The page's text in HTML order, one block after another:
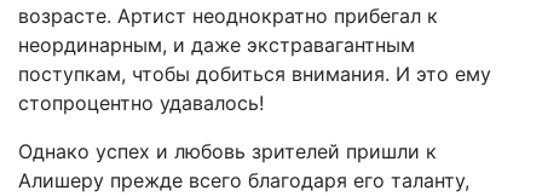
возрасте. Артист неоднократно прибегал к
неординарным, и даже экстравагантным
поступкам, чтобы добиться внимания. И это ему
стопроцентно удавалось!
Однако успех и любовь зрителей пришли к
Алишеру прежде всего благодаря его таланту,